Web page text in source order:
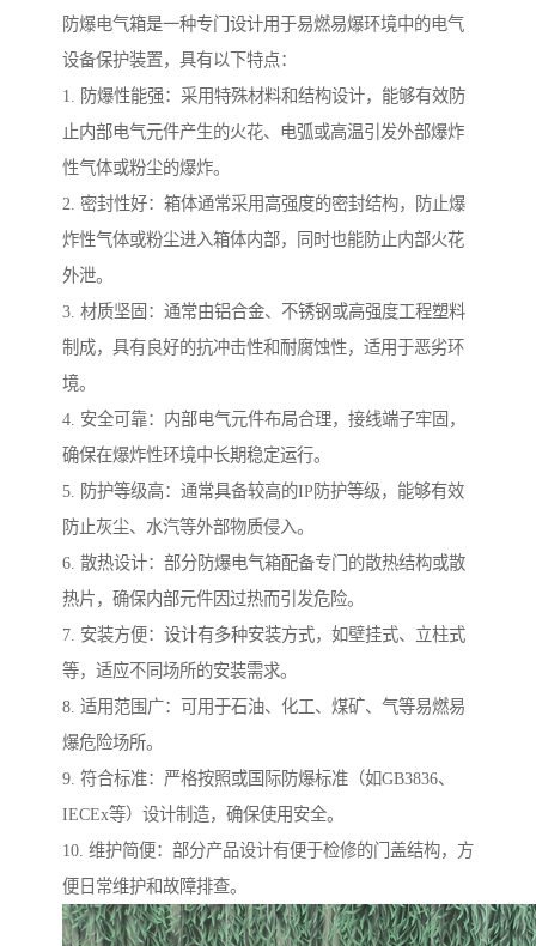
防爆电气箱是一种专门设计用于易燃易爆环境中的电气
设备保护装置，具有以下特点：
1. 防爆性能强：采用特殊材料和结构设计，能够有效防
止内部电气元件产生的火花、电弧或高温引发外部爆炸
性气体或粉尘的爆炸。
2. 密封性好：箱体通常采用高强度的密封结构，防止爆
炸性气体或粉尘进入箱体内部，同时也能防止内部火花
外泄。
3. 材质坚固：通常由铝合金、不锈钢或高强度工程塑料
制成，具有良好的抗冲击性和耐腐蚀性，适用于恶劣环
境。
4. 安全可靠：内部电气元件布局合理，接线端子牢固，
确保在爆炸性环境中长期稳定运行。
5. 防护等级高：通常具备较高的IP防护等级，能够有效
防止灰尘、水汽等外部物质侵入。
6. 散热设计：部分防爆电气箱配备专门的散热结构或散
热片，确保内部元件因过热而引发危险。
7. 安装方便：设计有多种安装方式，如壁挂式、立柱式
等，适应不同场所的安装需求。
8. 适用范围广：可用于石油、化工、煤矿、气等易燃易
爆危险场所。
9. 符合标准：严格按照或国际防爆标准（如GB3836、
IECEx等）设计制造，确保使用安全。
10. 维护简便：部分产品设计有便于检修的门盖结构，方
便日常维护和故障排查。